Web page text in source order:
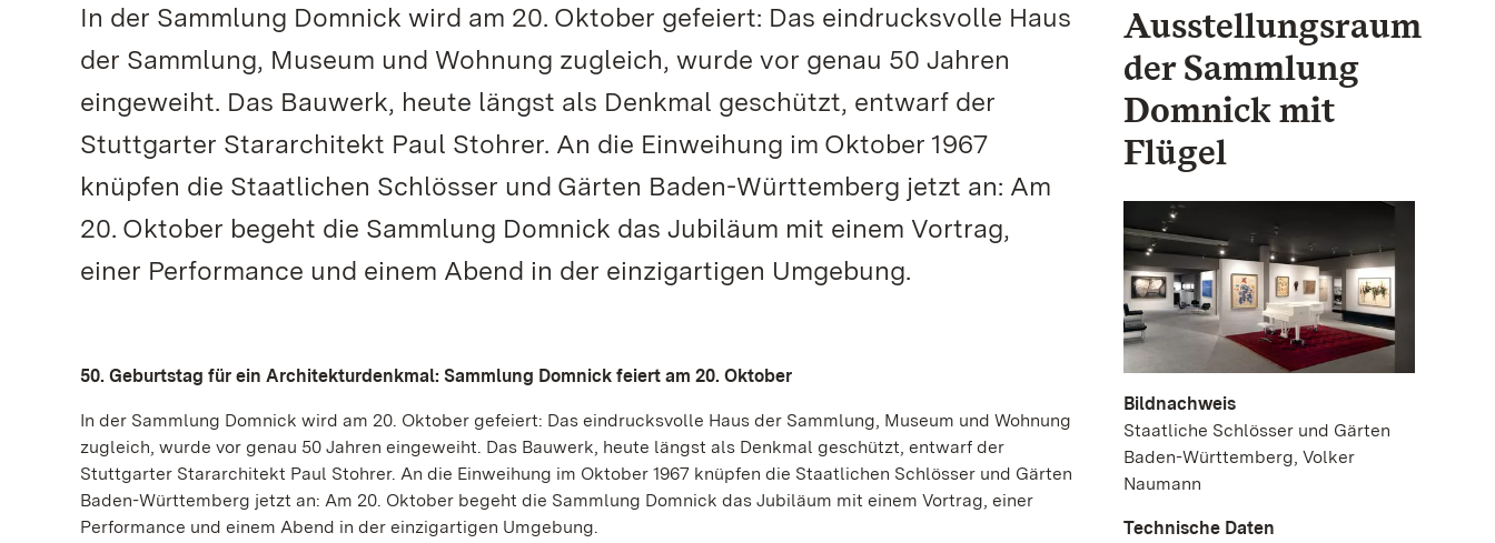
In der Sammlung Domnick wird am 20. Oktober gefeiert: Das eindrucksvolle Haus
der Sammlung, Museum und Wohnung zugleich, wurde vor genau 50 Jahren
eingeweiht. Das Bauwerk, heute längst als Denkmal geschützt, entwarf der
Stuttgarter Stararchitekt Paul Stohrer. An die Einweihung im Oktober 1967
knüpfen die Staatlichen Schlösser und Gärten Baden-Württemberg jetzt an: Am
20. Oktober begeht die Sammlung Domnick das Jubiläum mit einem Vortrag,
einer Performance und einem Abend in der einzigartigen Umgebung.
50. Geburtstag für ein Architekturdenkmal: Sammlung Domnick feiert am 20. Oktober
In der Sammlung Domnick wird am 20. Oktober gefeiert: Das eindrucksvolle Haus der Sammlung, Museum und Wohnung
zugleich, wurde vor genau 50 Jahren eingeweiht. Das Bauwerk, heute längst als Denkmal geschützt, entwarf der
Stuttgarter Stararchitekt Paul Stohrer. An die Einweihung im Oktober 1967 knüpfen die Staatlichen Schlösser und Gärten
Baden-Württemberg jetzt an: Am 20. Oktober begeht die Sammlung Domnick das Jubiläum mit einem Vortrag, einer
Performance und einem Abend in der einzigartigen Umgebung.
Ausstellungsraum
der Sammlung
Domnick mit
Flügel
Bildnachweis
Staatliche Schlösser und Gärten
Baden-Württemberg, Volker
Naumann
Technische Daten